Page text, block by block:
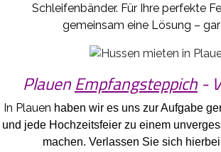
Schleifenbänder. Für Ihre perfekte
gemeinsam eine Lösung –
PlauenEmpfangsteppich -
In Plauen haben wir es uns zur Aufgabe
und jede Hochzeitsfeier zu einem
machen. Verlassen Sie sich